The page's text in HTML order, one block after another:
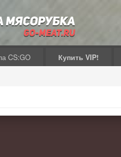
CS:GO Купить VIP!